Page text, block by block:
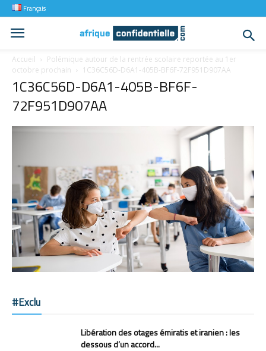
Français
Accueil
Polémique autour de la rentrée scolaire reportée au 1er
octobre prochain
1C36C56D-D6A1-405B-BF6F-72F951D907AA
1C36C56D-D6A1-405B-BF6F-
72F951D907AA
#Exclu
Libération des otages émiratis et iranien : les
dessous d’un accord...